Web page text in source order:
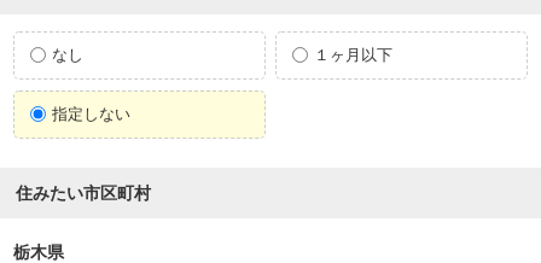
なし １ヶ月以下
指定しない
住みたい市区町村
栃木県